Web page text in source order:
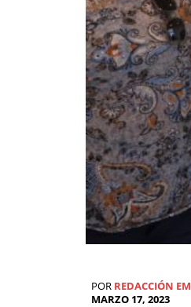
POR REDACCIÓN EM
MARZO 17, 2023